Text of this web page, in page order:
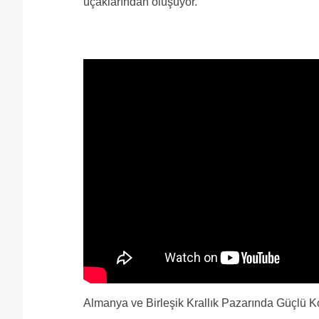
Almanya ve Birleşik Krallık Pazarında Güçlü